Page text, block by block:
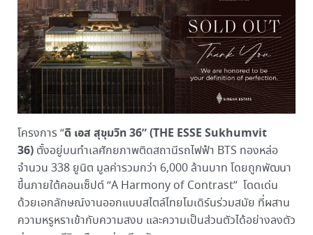
โครงการ “ดิ เอส สุขุมวิท 36” (THE ESSE Sukhumvit
36) ตั้งอยู่บนทำเลศักยภาพติดสถานีรถไฟฟ้า BTS ทองหล่อ
จำนวน 338 ยูนิต มูลค่ารวมกว่า 6,000 ล้านบาท โดยถูกพัฒนา
ขึ้นภายใต้คอนเซ็ปต์ “A Harmony of Contrast” โดดเด่น
ด้วยเอกลักษณ์งานออกแบบสไตล์ไทยโมเดิร์นร่วมสมัย ที่ผสาน
ความหรูหราเข้ากับความสงบ และความเป็นส่วนตัวได้อย่างลงตัว